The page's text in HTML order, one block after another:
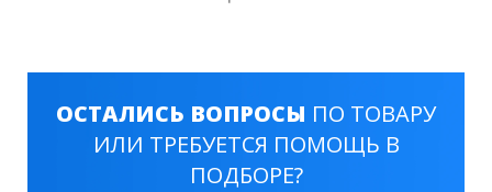
ОСТАЛИСЬ ВОПРОСЫ ПО ТОВАРУ
ИЛИ ТРЕБУЕТСЯ ПОМОЩЬ В
ПОДБОРЕ?